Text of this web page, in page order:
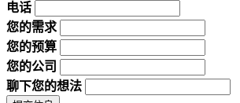
电话
您的需求
您的预算
您的公司
聊下您的想法